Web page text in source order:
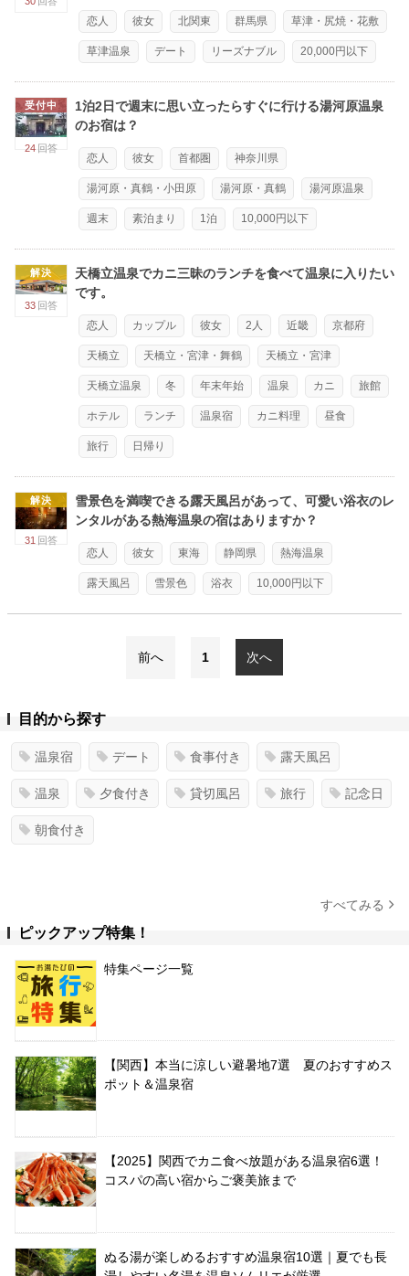
恋人
彼女 北関東 群馬県 草津・尻焼・花敷
草津温泉 デート リーズナブル 20,000円以下
受付中
24 回答
1泊2日で週末に思い立ったらすぐに行ける湯河原温泉
のお宿は？
恋人 彼女 首都圏 神奈川県
湯河原・真鶴・小田原 湯河原・真鶴 湯河原温泉
週末 素泊まり 1泊 10,000円以下
解決
33 回答
天橋立温泉でカニ三昧のランチを食べて温泉に入りたい
です。
恋人 カップル 彼女 2人 近畿 京都府
天橋立 天橋立・宮津・舞鶴 天橋立・宮津
天橋立温泉 冬 年末年始 温泉 カニ 旅館
ホテル ランチ 温泉宿 カニ料理 昼食
旅行 日帰り
解決
31 回答
雪景色を満喫できる露天風呂があって、可愛い浴衣のレ
ンタルがある熱海温泉の宿はありますか？
恋人 彼女 東海 静岡県 熱海温泉
露天風呂 雪景色 浴衣 10,000円以下
前へ 1 次へ
目的から探す
温泉宿 デート 食事付き 露天風呂
温泉 夕食付き 貸切風呂 旅行 記念日
朝食付き
すべてみる
ピックアップ特集！
特集ページ一覧
【関西】本当に涼しい避暑地7選 夏のおすすめス
ポット＆温泉宿
【2025】関西でカニ食べ放題がある温泉宿6選！
コスパの高い宿からご褒美旅まで
ぬる湯が楽しめるおすすめ温泉宿10選｜夏でも長